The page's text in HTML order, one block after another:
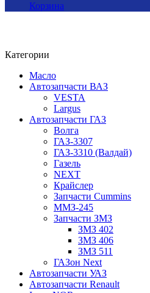
Корзина
Категории
Масло
Автозапчасти ВАЗ
VESTA
Largus
Автозапчасти ГАЗ
Волга
ГАЗ-3307
ГАЗ-3310 (Валдай)
Газель
NEXT
Крайслер
Запчасти Cummins
ММЗ-245
Запчасти ЗМЗ
ЗМЗ 402
ЗМЗ 406
ЗМЗ 511
ГАЗон Next
Автозапчасти УАЗ
Автозапчасти Renault